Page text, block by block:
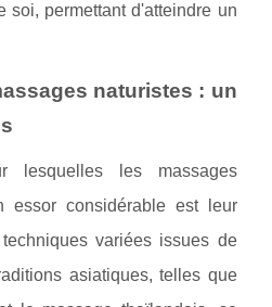
soi, permettant d'atteindre un
naturistes : un
lesquelles les massages
essor considérable est leur
variées issues de
asiatiques, telles que